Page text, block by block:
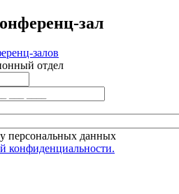
зал
залов
отдел
персональных данных
конфиденциальности.